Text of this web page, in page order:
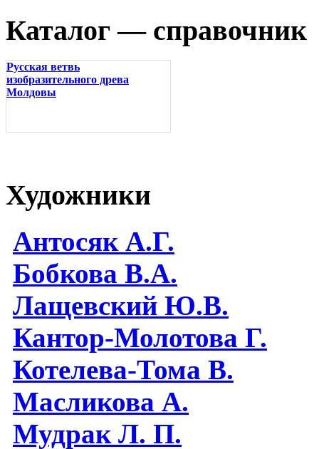
Каталог — справочник
Русская ветвь
изобразительного древа
Молдовы
Художники
Антосяк А.Г.
Бобкова В.А.
Лащевский Ю.В.
Кантор-Молотова Г.
Котелева-Тома В.
Масликова А.
Мудрак Л. П.